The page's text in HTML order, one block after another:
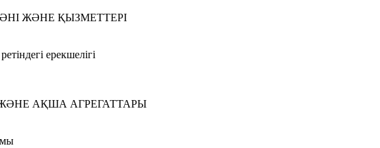
ЖӘНЕ ҚЫЗМЕТТЕРI
ерекшелiгi
АҚША АГРЕГАТТАРЫ